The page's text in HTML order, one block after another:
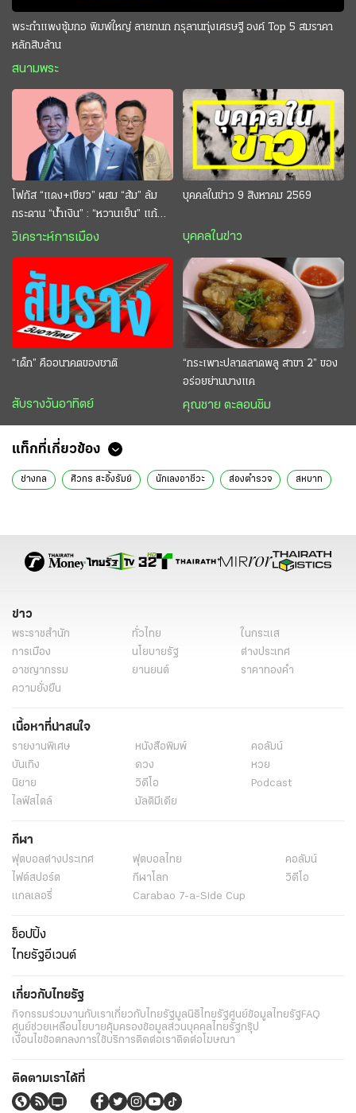
พระกำแพงซุ้มกอ พิมพ์ใหญ่ ลายกนก กรุลานทุ่งเศรษฐี องค์ Top 5 สมราคา
หลักสิบล้าน
สนามพระ
โฟกัส “แดง+เขียว” ผสม “ส้ม” ล้ม
กระดาน “นํ้าเงิน” : “หวานเย็น” แก้
กระหาย “อนุทิน” ดักตีกินสบาย
วิเคราะห์การเมือง
บุคคลในข่าว 9 สิงหาคม 2569
บุคคลในข่าว
“เด็ก” คืออนาคตของชาติ
สับรางวันอาทิตย์
“กระเพาะปลาตลาดพลู สาขา 2” ของ
อร่อยย่านบางแค
คุณชาย ตะลอนชิม
แท็กที่เกี่ยวข้อง
ช่างกล ศิวกร สะอิ้งรัมย์ นักเลงอาชีวะ ส่องตำรวจ สหบาท
ข่าว
พระราชสำนัก ทั่วไทย
ในกระแส
การเมือง
นโยบายรัฐ
ต่างประเทศ
อาชญากรรม
ยานยนต์
ราคาทองคำ
ความยั่งยืน
เนื้อหาที่น่าสนใจ
รายงานพิเศษ หนังสือพิมพ์
คอลัมน์
บันเทิง
ดวง
หวย
นิยาย
วิดีโอ
Podcast
ไลฟ์สไตล์
มัลติมีเดีย
กีฬา
ฟุตบอลต่่างประเทศ ฟุตบอลไทย
คอลัมน์
ไฟต์สปอร์ต
กีฬาโลก
วิดีโอ
แกลเลอรี่
Carabao 7-a-Side Cup
ช็อปปิ้ง
ไทยรัฐอีเวนต์
เกี่ยวกับไทยรัฐ
กิจกรรมร่วมงานกับเราเกี่ยวกับไทยรัฐมูลนิธิไทยรัฐศูนย์ข้อมูลไทยรัฐFAQ
ศูนย์ช่วยเหลือนโยบายคุ้มครองข้อมูลส่วนบุคคลไทยรัฐกรุ๊ป
เงื่อนไขข้อตกลงการใช้บริการติดต่อเราติดต่อโฆษณา
ติดตามเราได้ที่